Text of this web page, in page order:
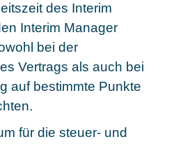
des Interim
Interim Manager
bei der
Vertrags als auch bei
auf bestimmte Punkte
für die steuer- und